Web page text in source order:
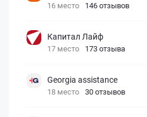
16 место 146 отзывов
Капитал Лайф
17 место 173 отзыва
Georgia assistance
18 место 30 отзывов